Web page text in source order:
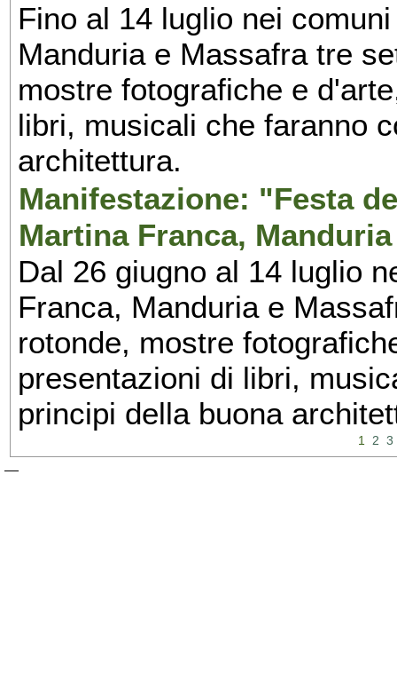
Fino al 14 luglio nei
Manduria e Massafra tre
mostre fotografiche e
libri, musicali che faranno
architettura.
Manifestazione: "Festa
Martina Franca,
Dal 26 giugno al 14 luglio
Franca, Manduria e
rotonde, mostre
presentazioni di libri,
principi della buona
1 2 3